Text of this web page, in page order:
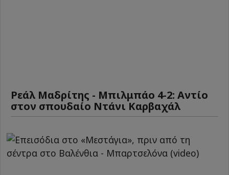
Ρεάλ Μαδρίτης - Μπιλμπάο 4-2: Αντίο
στον σπουδαίο Ντάνι Καρβαχάλ